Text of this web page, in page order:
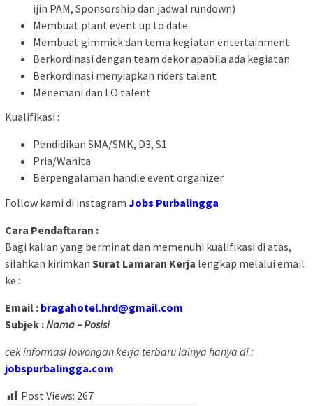
ijin PAM, Sponsorship dan jadwal rundown)
Membuat plant event up to date
Membuat gimmick dan tema kegiatan entertainment
Berkordinasi dengan team dekor apabila ada kegiatan
Berkordinasi menyiapkan riders talent
Menemani dan LO talent
Kualifikasi :
Pendidikan SMA/SMK, D3, S1
Pria/Wanita
Berpengalaman handle event organizer
Follow kami di instagram Jobs Purbalingga
Cara Pendaftaran :
Bagi kalian yang berminat dan memenuhi kualifikasi di atas,
silahkan kirimkan Surat Lamaran Kerja lengkap melalui email
ke :
Email : bragahotel.hrd@gmail.com
Subjek :Nama – Posisi
cek informasi lowongan kerja terbaru lainya hanya di :
jobspurbalingga.com
Post Views: 267